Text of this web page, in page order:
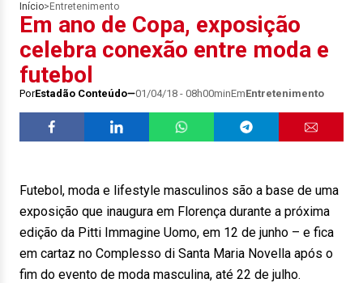
Início> Entretenimento
Em ano de Copa, exposição
celebra conexão entre moda e
futebol
PorEstadão Conteúdo 01/04/18 - 08h00minEmEntretenimento
Futebol, moda e lifestyle masculinos são a base de uma
exposição que inaugura em Florença durante a próxima
edição da Pitti Immagine Uomo, em 12 de junho – e fica
em cartaz no Complesso di Santa Maria Novella após o
fim do evento de moda masculina, até 22 de julho.